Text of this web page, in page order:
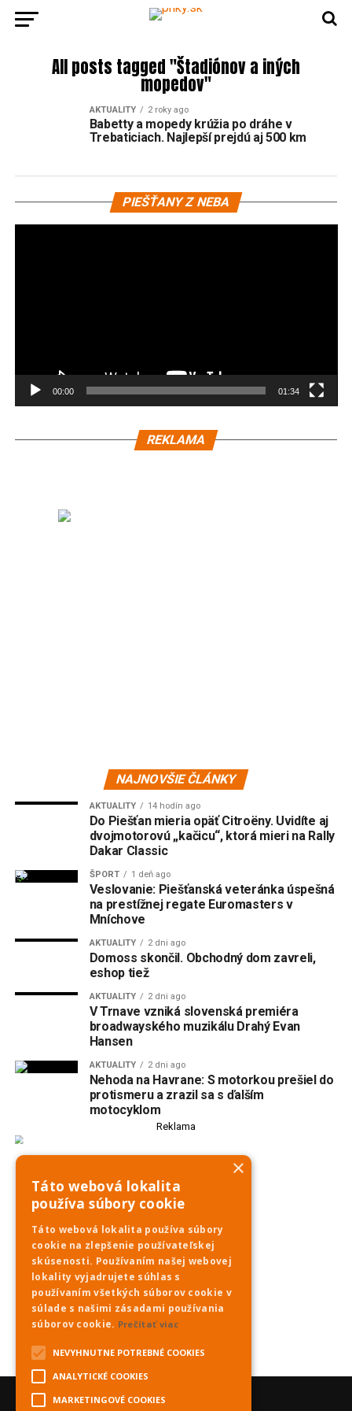
All posts tagged "Štadiónov a iných
mopedov"
AKTUALITY 2 roky ago
Babetty a mopedy krúžia po dráhe v
Trebaticiach. Najlepší prejdú aj 500 km
PIEŠŤANY Z NEBA
00:00 01:34
REKLAMA
NAJNOVŠIE ČLÁNKY
AKTUALITY 14 hodín ago
Do Piešťan mieria opäť Citroëny. Uvidíte aj
dvojmotorovú „kačicu“, ktorá mieri na Rally
Dakar Classic
ŠPORT 1 deň ago
Veslovanie: Piešťanská veteránka úspešná
na prestížnej regate Euromasters v
Mníchove
AKTUALITY 2 dni ago
Domoss skončil. Obchodný dom zavreli,
eshop tiež
AKTUALITY 2 dni ago
V Trnave vzniká slovenská premiéra
broadwayského muzikálu Drahý Evan
Hansen
AKTUALITY 2 dni ago
Nehoda na Havrane: S motorkou prešiel do
protismeru a zrazil sa s ďalším
motocyklom
Reklama
×
Táto webová lokalita
používa súbory cookie
Táto webová lokalita používa súbory
cookie na zlepšenie používateľskej
skúsenosti. Používaním našej webovej
lokality vyjadrujete súhlas s
používaním všetkých súborov cookie v
súlade s našimi zásadami používania
súborov cookie. Prečítať viac
NEVYHNUTNE POTREBNÉ COOKIES
ANALYTICKÉ COOKIES
MARKETINGOVÉ COOKIES